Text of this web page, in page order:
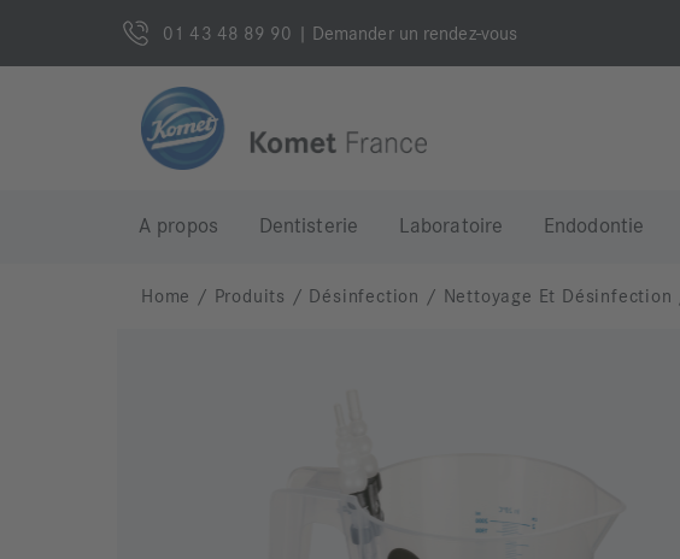
01 43 48 89 90 | Demander un rendez-vous
A propos Dentisterie Laboratoire Endodontie
Home / Produits / Désinfection / Nettoyage Et Désinfection